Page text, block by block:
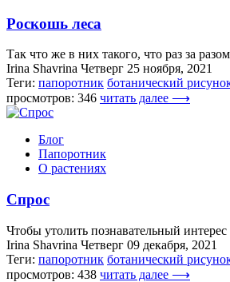
Роскошь леса
Так что же в них такого, что раз за
Irina Shavrina Четверг 25 ноября, 2021
Теги: папоротник ботанический
просмотров: 346 читать далее ⟶
Блог
Папоротник
О растениях
Спрос
Чтобы утолить познавательный
Irina Shavrina Четверг 09 декабря, 2021
Теги: папоротник ботанический
просмотров: 438 читать далее ⟶